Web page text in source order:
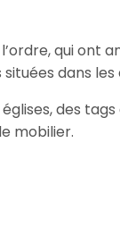
qui ont
situées dans
des
mobilier.